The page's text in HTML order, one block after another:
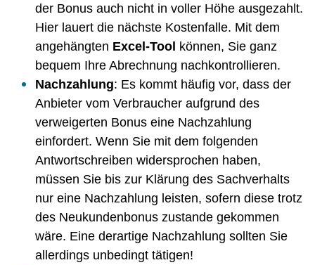
der Bonus auch nicht in voller Höhe ausgezahlt.
Hier lauert die nächste Kostenfalle. Mit dem
angehängten Excel-Tool können, Sie ganz
bequem Ihre Abrechnung nachkontrollieren.
Nachzahlung: Es kommt häufig vor, dass der
Anbieter vom Verbraucher aufgrund des
verweigerten Bonus eine Nachzahlung
einfordert. Wenn Sie mit dem folgenden
Antwortschreiben widersprochen haben,
müssen Sie bis zur Klärung des Sachverhalts
nur eine Nachzahlung leisten, sofern diese trotz
des Neukundenbonus zustande gekommen
wäre. Eine derartige Nachzahlung sollten Sie
allerdings unbedingt tätigen!